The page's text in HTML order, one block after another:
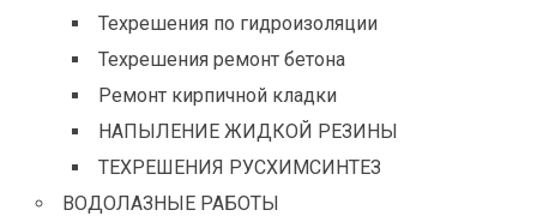
Техрешения по гидроизоляции
Техрешения ремонт бетона
Ремонт кирпичной кладки
НАПЫЛЕНИЕ ЖИДКОЙ РЕЗИНЫ
ТЕХРЕШЕНИЯ РУСХИМСИНТЕЗ
ВОДОЛАЗНЫЕ РАБОТЫ